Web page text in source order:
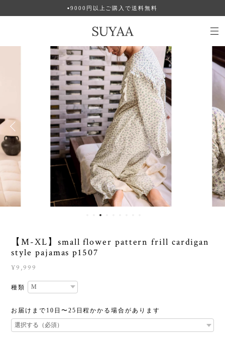
▪︎9000円以上ご購入で送料無料
【M-XL】small flower pattern frill cardigan
style pajamas p1507
¥9,999
種類
お届けまで10日〜25日程かかる場合があります